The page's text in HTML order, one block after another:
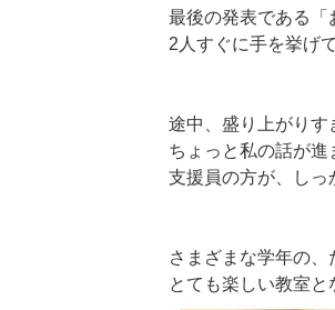
最後の発表である「
2人すぐに手を挙げ
途中、盛り上がりす
ちょっと私の話が進
支援員の方が、しっ
さまざまな学年の
とても楽しい教室と